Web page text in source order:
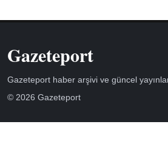
Gazeteport
Gazeteport haber arşivi ve güncel
© 2026 Gazeteport